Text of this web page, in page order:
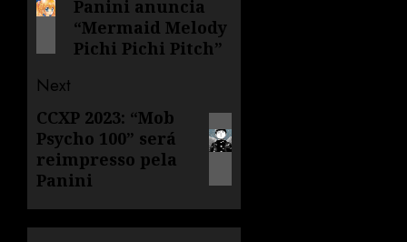
Panini anuncia
“Mermaid Melody
Pichi Pichi Pitch”
Next
CCXP 2023: “Mob
Psycho 100” será
reimpresso pela
Panini